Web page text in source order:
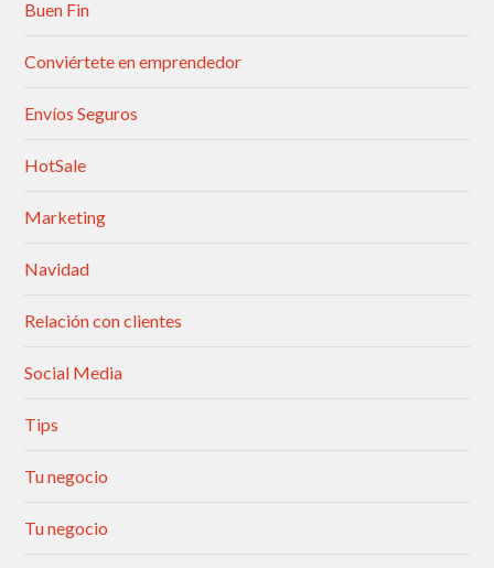
Buen Fin
Conviértete en emprendedor
Envíos Seguros
HotSale
Marketing
Navidad
Relación con clientes
Social Media
Tips
Tu negocio
Tu negocio